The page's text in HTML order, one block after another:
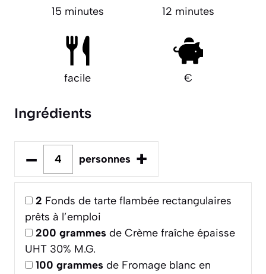
15 minutes 12 minutes
facile €
Ingrédients
– personnes +
2 Fonds de tarte flambée rectangulaires
prêts à l’emploi
200 grammes de Crème fraîche épaisse
UHT 30% M.G.
100 grammes de Fromage blanc en